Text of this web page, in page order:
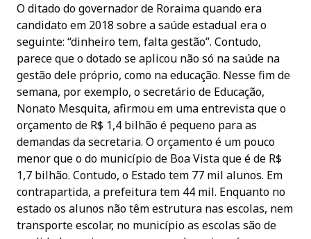
O ditado do governador de Roraima quando era
candidato em 2018 sobre a saúde estadual era o
seguinte: “dinheiro tem, falta gestão”. Contudo,
parece que o dotado se aplicou não só na saúde na
gestão dele próprio, como na educação. Nesse fim de
semana, por exemplo, o secretário de Educação,
Nonato Mesquita, afirmou em uma entrevista que o
orçamento de R$ 1,4 bilhão é pequeno para as
demandas da secretaria. O orçamento é um pouco
menor que o do município de Boa Vista que é de R$
1,7 bilhão. Contudo, o Estado tem 77 mil alunos. Em
contrapartida, a prefeitura tem 44 mil. Enquanto no
estado os alunos não têm estrutura nas escolas, nem
transporte escolar, no município as escolas são de